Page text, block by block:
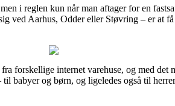
i reglen kun når man aftager for en
ved Aarhus, Odder eller Støvring – er at
forskellige internet varehuse, og med det
babyer og børn, og ligeledes også til